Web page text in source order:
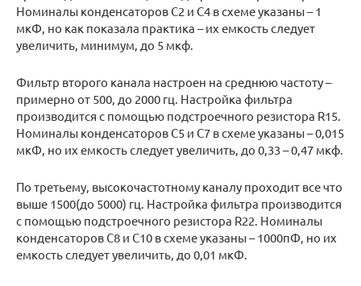
Номиналы конденсаторов С2 и С4 в схеме указаны – 1
мкФ, но как показала практика – их емкость следует
увеличить, минимум, до 5 мкф.
Фильтр второго канала настроен на среднюю частоту –
примерно от 500, до 2000 гц. Настройка фильтра
производится с помощью подстроечного резистора R15.
Номиналы конденсаторов С5 и С7 в схеме указаны – 0,015
мкФ, но их емкость следует увеличить, до 0,33 – 0,47 мкф.
По третьему, высокочастотному каналу проходит все что
выше 1500(до 5000) гц. Настройка фильтра производится
с помощью подстроечного резистора R22. Номиналы
конденсаторов С8 и С10 в схеме указаны – 1000пФ, но их
емкость следует увеличить, до 0,01 мкФ.